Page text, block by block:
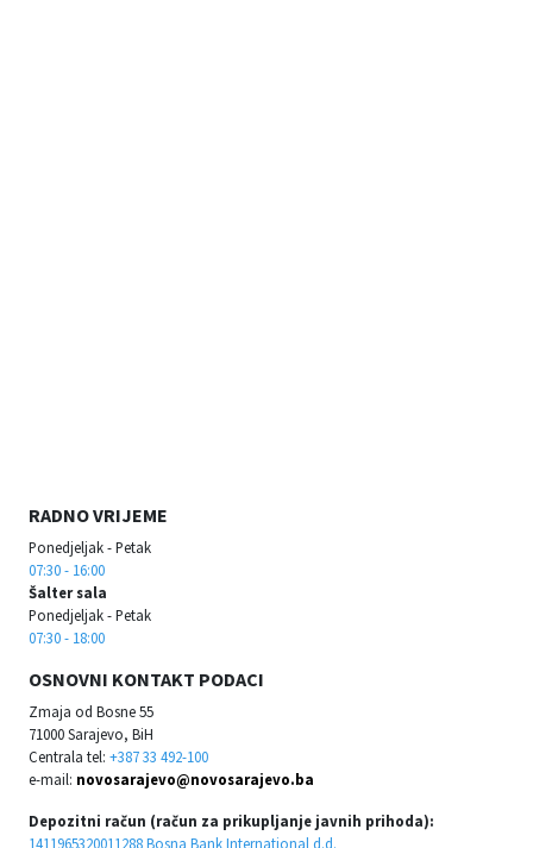
RADNO VRIJEME
Ponedjeljak - Petak
07:30 - 16:00
Šalter sala
Ponedjeljak - Petak
07:30 - 18:00
OSNOVNI KONTAKT PODACI
Zmaja od Bosne 55
71000 Sarajevo, BiH
Centrala tel: +387 33 492-100
e-mail: novosarajevo@novosarajevo.ba
Depozitni račun (račun za prikupljanje javnih prihoda):
1411965320011288 Bosna Bank International d.d.